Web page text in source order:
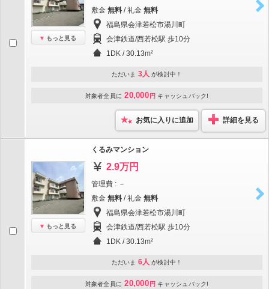
もっと見る
敷金 無料 / 礼金 無料
福島県会津若松市湯川町
会津鉄道/西若松駅 歩10分
1DK / 30.13m²
ただいま 3人 が検討中！
対象者全員に 20,000 円 キャッシュバック!
お気に入りに追加 詳細を見る
もっと見る
くるみマンション
2.9万円
管理費 : －
敷金 無料 / 礼金 無料
福島県会津若松市湯川町
会津鉄道/西若松駅 歩10分
1DK / 30.13m²
ただいま 6人 が検討中！
対象者全員に 20,000 円 キャッシュバック!